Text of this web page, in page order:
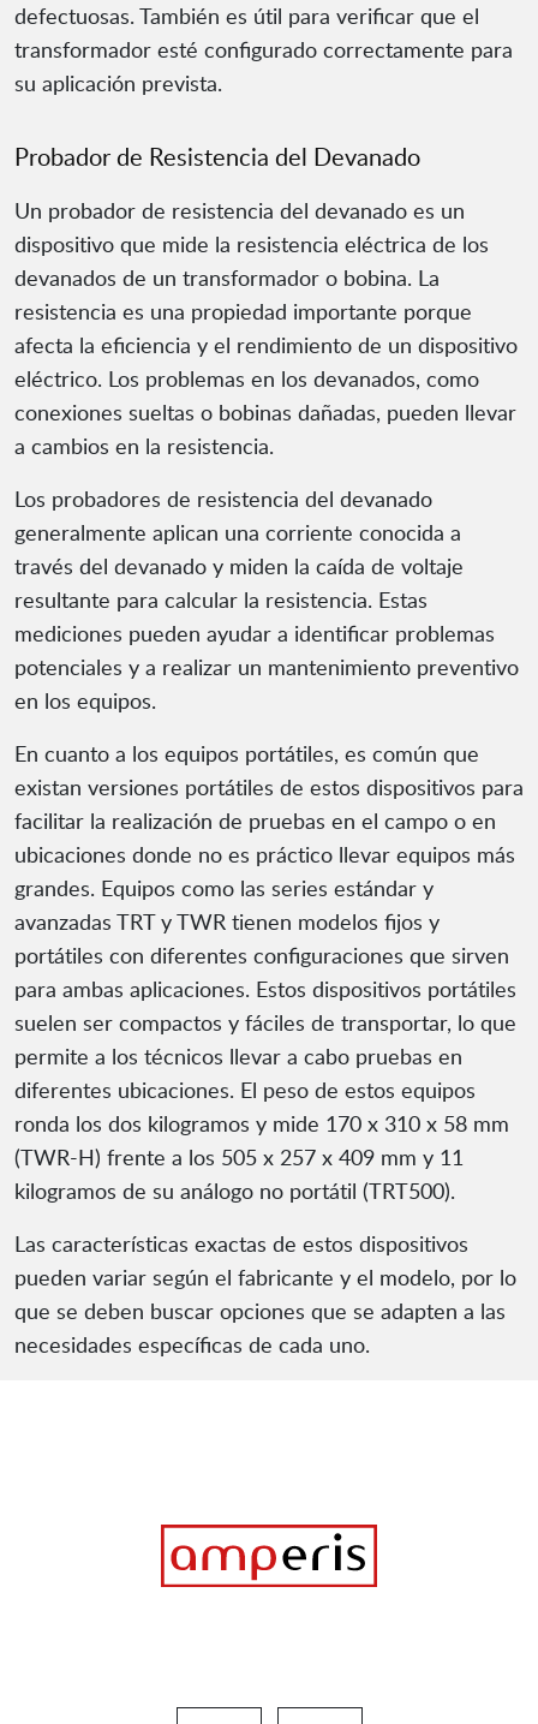
defectuosas. También es útil para verificar que el
transformador esté configurado correctamente para
su aplicación prevista.
Probador de Resistencia del Devanado
Un probador de resistencia del devanado es un
dispositivo que mide la resistencia eléctrica de los
devanados de un transformador o bobina. La
resistencia es una propiedad importante porque
afecta la eficiencia y el rendimiento de un dispositivo
eléctrico. Los problemas en los devanados, como
conexiones sueltas o bobinas dañadas, pueden llevar
a cambios en la resistencia.
Los probadores de resistencia del devanado
generalmente aplican una corriente conocida a
través del devanado y miden la caída de voltaje
resultante para calcular la resistencia. Estas
mediciones pueden ayudar a identificar problemas
potenciales y a realizar un mantenimiento preventivo
en los equipos.
En cuanto a los equipos portátiles, es común que
existan versiones portátiles de estos dispositivos para
facilitar la realización de pruebas en el campo o en
ubicaciones donde no es práctico llevar equipos más
grandes. Equipos como las series estándar y
avanzadas TRT y TWR tienen modelos fijos y
portátiles con diferentes configuraciones que sirven
para ambas aplicaciones. Estos dispositivos portátiles
suelen ser compactos y fáciles de transportar, lo que
permite a los técnicos llevar a cabo pruebas en
diferentes ubicaciones. El peso de estos equipos
ronda los dos kilogramos y mide 170 x 310 x 58 mm
(TWR-H) frente a los 505 x 257 x 409 mm y 11
kilogramos de su análogo no portátil (TRT500).
Las características exactas de estos dispositivos
pueden variar según el fabricante y el modelo, por lo
que se deben buscar opciones que se adapten a las
necesidades específicas de cada uno.